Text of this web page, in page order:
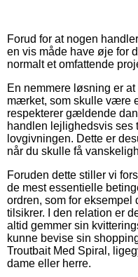
Forud for at nogen
en vis måde have øje for
normalt et omfattende
En nemmere løsning er
mærket, som skulle være
respekterer gældende
handlen lejlighedsvis ses
lovgivningen. Dette er
når du skulle få
Foruden dette stiller vi
de mest essentielle
ordren, som for eksempel
tilsikrer. I den relation er
altid gemmer sin
kunne bevise sin
Troutbait Med Spiral,
dame eller herre.